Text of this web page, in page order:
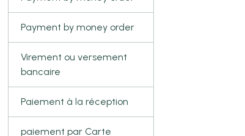
Payment by money order
Virement ou versement
bancaire
Paiement à la réception
paiement par Carte